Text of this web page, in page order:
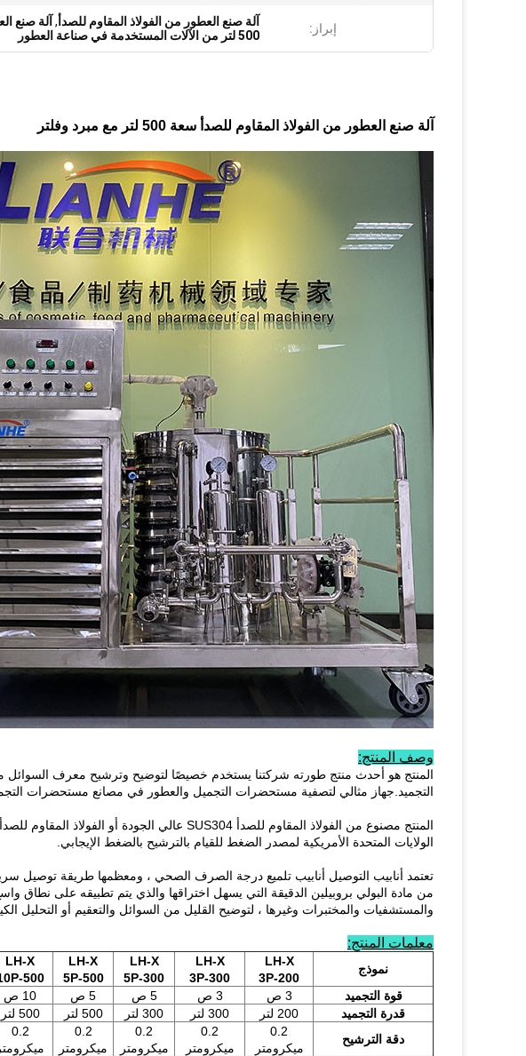
إبراز: آلة صنع العطور من الفولاذ المقاوم للصدأ , آلة صنع
500 لتر من الآلات المستخدمة في صناعة العطور
آلة صنع العطور من الفولاذ المقاوم للصدأ سعة 500 لتر مع مبرد وفلتر
وصف المنتج:
المنتج هو أحدث منتج طورته شركتنا يستخدم خصيصًا لتوضيح وترشيح معرف السوائل
التجميد.جهاز مثالي لتصفية مستحضرات التجميل والعطور في مصانع مستحضرات
الولايات المتحدة الأمريكية لمصدر الضغط للقيام بالترشيح بالضغط الإيجابي.
تعتمد أنابيب التوصيل أنابيب تلميع درجة الصرف الصحي ، ومعظمها طريقة توصيل
من مادة البولي بروبيلين الدقيقة التي يسهل اختراقها والذي يتم تطبيقه على
والمستشفيات والمختبرات وغيرها ، لتوضيح القليل من السوائل والتعقيم أو التحليل
معلمات المنتج:
نموذج
LH-X
3P-200
LH-X
3P-300
LH-X
5P-300
LH-X
5P-500
LH-X
500
قوة التجميد
3 ص 3 ص 5 ص 5 ص 10 ص
قدرة التجميد
200 لتر 300 لتر 300 لتر 500 لتر 500 لتر
دقة الترشيح
0.2
ميكرومتر
0.2
ميكرومتر
0.2
ميكرومتر
0.2
ميكرومتر
0.2
ميكرومتر